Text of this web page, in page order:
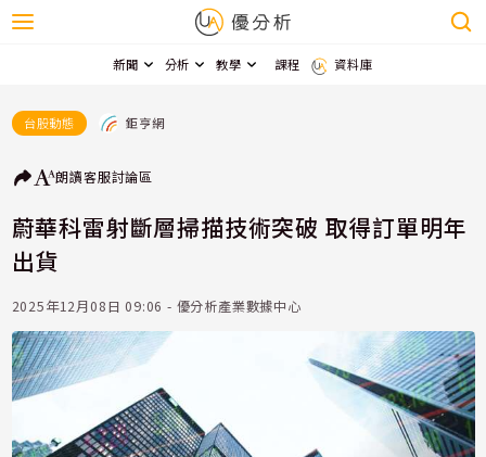
新聞 分析 教學 課程 資料庫
台股動態 鉅亨網
朗讀客服討論區
蔚華科雷射斷層掃描技術突破 取得訂單明年
出貨
2025年12月08日 09:06 - 優分析產業數據中心